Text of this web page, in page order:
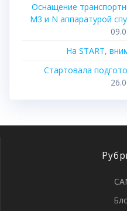
Оснащение
М3 и N аппаратурой
На START,
Стартовала